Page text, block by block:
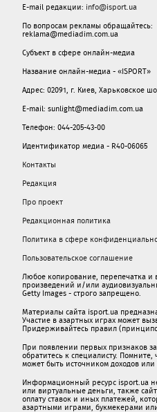
E-mail редакции: info@isport.ua
По вопросам рекламы обращайтесь:
reklama@mediadim.com.ua
Субъект в сфере онлайн-медиа
Название онлайн-медиа - «ISPORT»
Адрес: 02091, г. Киев, Харьковское
E-mail: sunlight@mediadim.com.ua
Телефон: 044-205-43-00
Идентификатор медиа - R40-06065
Контакты
Редакция
Про проект
Редакционная политика
Политика в сфере
Пользовательское соглашение
Любое копирование, перепечатка и
произведений и/или
Getty Images - строго запрещено.
Материалы сайта isport.ua
Участие в азартных играх может
Придерживайтесь правил
При появлении первых признаков
обратитесь к специалисту.
может быть источником доходов
Информационный ресурс isport.ua
или виртуальные деньги, также
oплaту ставок и иных платежей,
азартными игрaми, букмекерами